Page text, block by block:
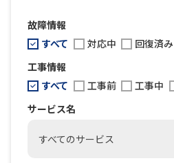
サービス名から探す
工事・故障情報
故障情報
すべて
対応中
回復済み
工事情報
すべて
工事前 工事中
サービス名
すべてのサービス